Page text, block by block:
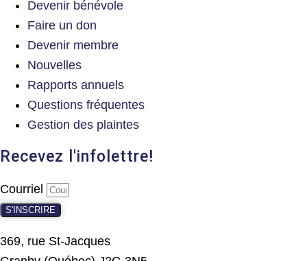
Devenir bénévole
Faire un don
Devenir membre
Nouvelles
Rapports annuels
Questions fréquentes
Gestion des plaintes
Recevez l'infolettre!
Courriel
S'INSCRIRE
369, rue St-Jacques